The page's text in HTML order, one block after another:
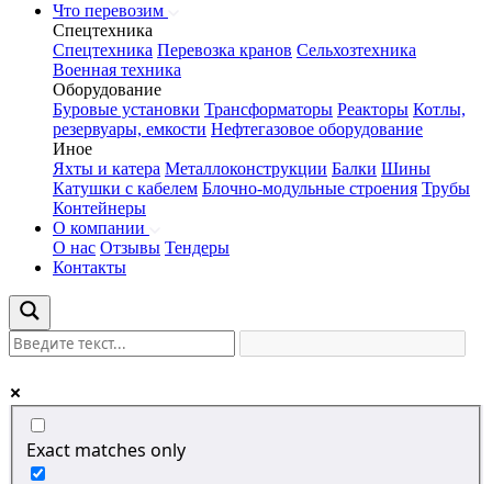
Что перевозим
Спецтехника
Спецтехника Перевозка кранов Сельхозтехника
Военная техника
Оборудование
Буровые установки Трансформаторы Реакторы Котлы,
резервуары, емкости Нефтегазовое оборудование
Иное
Яхты и катера Металлоконструкции Балки Шины
Катушки с кабелем Блочно-модульные строения Трубы
Контейнеры
О компании
О нас Отзывы Тендеры
Контакты
Exact matches only